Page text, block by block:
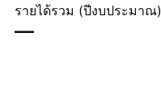
รายได้รวม (ปีงบประมาณ)
—